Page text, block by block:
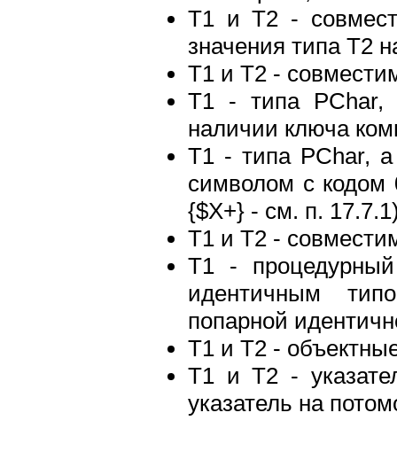
Т1 и Т2 -
значения типа Т2
Т1 и Т2 -
Т1 - типа PChar,
наличии ключа
Т1 - типа PChar,
символом с кодом
{$Х+} - см. п.
Т1 и Т2 -
Т1 -
идентичным
попарной
Т1 и Т2 -
Т1 и Т2 -
указатель на